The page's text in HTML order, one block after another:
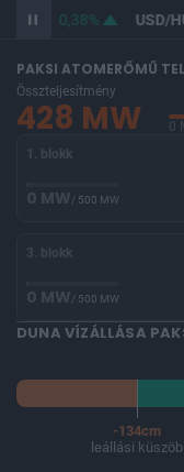
0,38% USD/
PAKSI ATOMERŐMŰ
Összteljesítmény
428 MW 0
1. blokk
0 MW/ 500 MW
3. blokk
0 MW/ 500 MW
DUNA VÍZÁLLÁSA
-134cm
leállási küszöb